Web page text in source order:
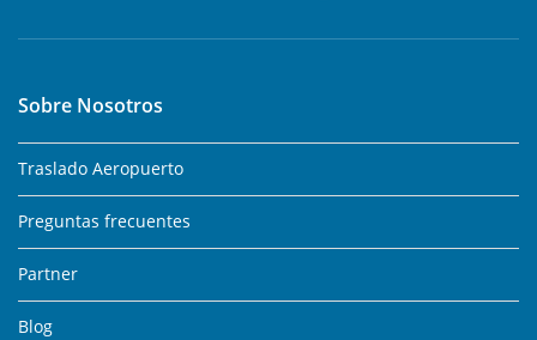
Sobre Nosotros
Traslado Aeropuerto
Preguntas frecuentes
Partner
Blog